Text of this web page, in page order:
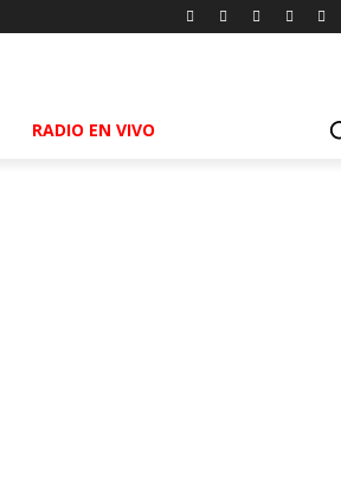
RADIO EN VIVO